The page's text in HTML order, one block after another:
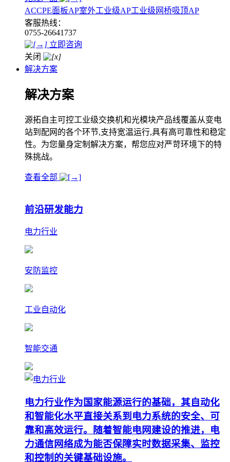
ACCPE面板AP室外工业级AP工业级网桥吸顶AP
客服热线：
0755-26641737
立即咨询
关闭
解决方案
解决方案
源拓自主可控工业级交换机和光模块产品线覆盖从变电
站到配网的各个环节,支持宽温运行,具有高可靠性和稳定
性。为您量身定制解决方案，帮您应对严苛环境下的特
殊挑战。
查看全部
前沿研发能力
电力行业
安防监控
工业自动化
智能交通
电力行业作为国家能源运行的基础，其自动化
和智能化水平直接关系到电力系统的安全、可
靠和高效运行。随着智能电网建设的推进，电
力通信网络成为能否保障实时数据采集、监控
和控制的关键基础设施。